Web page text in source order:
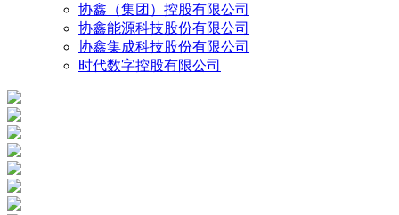
协鑫（集团）控股有限公司
协鑫能源科技股份有限公司
协鑫集成科技股份有限公司
时代数字控股有限公司